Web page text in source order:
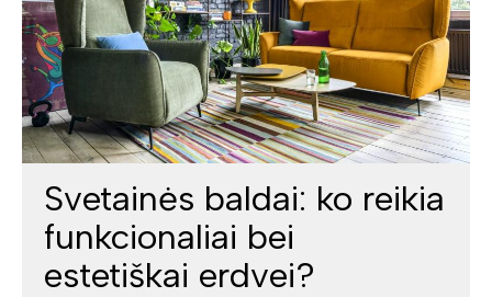
Svetainės baldai: ko reikia
funkcionaliai bei
estetiškai erdvei?